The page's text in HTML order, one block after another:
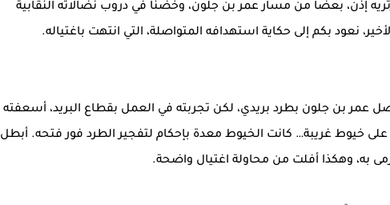
إذن، بعضا من مسار عمر بن جلون، وخضنا في دروب نضالاته النقابية
نعود بكم إلى حكاية استهدافه المتواصلة، التي انتهت باغتياله.
عيد الأضحى، عام 1973، توصل عمر بن جلون بطرد بريدي، لكن تجربته في العمل بقطاع البريد، أسعفته
خيوط غريبة… كانت الخيوط معدة بإحكام لتفجير الطرد فور فتحه. أبطل
به، وهكذا أفلت من محاولة اغتيال واضحة.